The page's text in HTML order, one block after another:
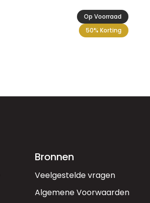
Op Voorraad
50% Korting
Bronnen
Veelgestelde vragen
Algemene Voorwaarden